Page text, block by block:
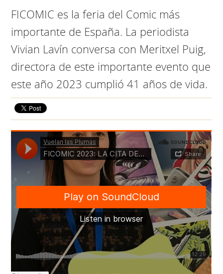
FICOMIC es la feria del Comic más
importante de España. La periodista
Vivian Lavín conversa con Meritxel Puig,
directora de este importante evento que
este año 2023 cumplió 41 años de vida.